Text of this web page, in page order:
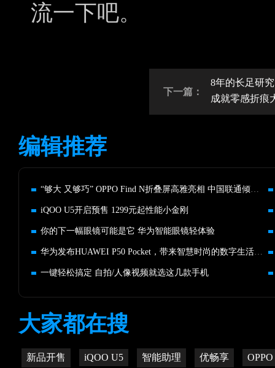
流一下吧。
下一篇：
8年的长足研
成就零感折痕
编辑推荐
“够大 又够巧” OPPO Find N折叠屏高雅亮相 中国联通倾心首发
iQOO U5开启预售 1299元起性能小金刚
你的下一幅眼镜可能是它 华为智能眼镜轻体验
华为发布HUAWEI P50 Pocket，带来智慧时尚的数字生活体验
一键轻松搞定 自拍/人像视频就选这几款手机
大家都在搜
新品开售 iQOO U5 智能助理 优畅享